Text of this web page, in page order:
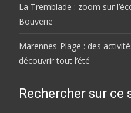
La Tremblade : zoom sur
Bouverie
Marennes-Plage : des
découvrir tout l’été
Rechercher sur ce